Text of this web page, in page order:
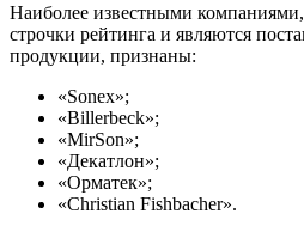
Наиболее известными
строчки рейтинга и являются
продукции, признаны:
«Sonex»;
«Billerbeck»;
«MirSon»;
«Декатлон»;
«Орматек»;
«Christian Fishbacher».